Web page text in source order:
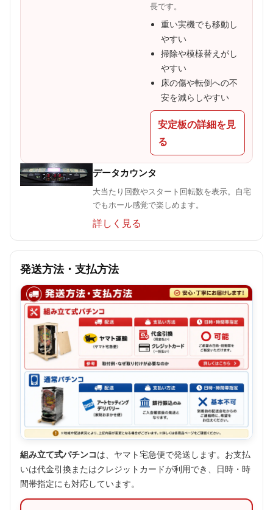
長です。
重い実機でも移動し
やすい
掃除や模様替えがし
やすい
床の傷や転倒への不
安を減らしやすい
安定板の詳細を見
る
データカウンタ
大当たり回数やスタート回転数を表示。自宅
でもホール感覚で楽しめます。
詳しく見る
発送方法・支払方法
組み立て式パチンコは、ヤマト宅急便で発送します。お支払
いは代金引換またはクレジットカードが利用でき、日時・時
間帯指定にも対応しています。